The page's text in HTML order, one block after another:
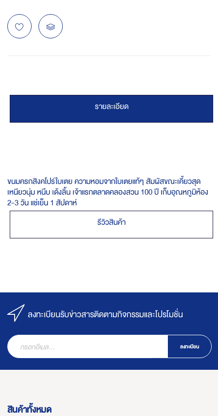
รายละเอียด
ขนมครกสิงคโปร์ใบเตย ความหอมจากใบเตยแท้ๆ สัมผัสขณะเคี้ยวสุด
เหนียวนุ่ม หนึบ เด้งลิ้น เจ้าแรกตลาดคลองสวน 100 ปี เก็บอุณหภูมิห้อง
2-3 วัน แช่เย็น 1 สัปดาห์
รีวิวสินค้า
ลงทะเบียนรับข่าวสารติดตามกิจกรรมและโปรโมชั่น
ลงทะเบียน
สินค้าทั้งหมด